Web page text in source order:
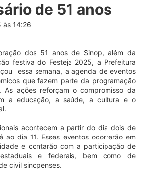
de 51 anos
às 14:26
dos 51 anos de Sinop, além da
festiva do Festeja 2025, a Prefeitura
essa semana, a agenda de eventos
que fazem parte da programação
As ações reforçam o compromisso da
a educação, a saúde, a cultura e o
acontecem a partir do dia dois de
ao dia 11. Esses eventos ocorrerão em
e contarão com a participação de
e federais, bem como de
civil sinopenses.